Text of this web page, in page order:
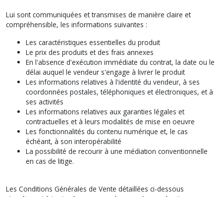
Lui sont communiquées et transmises de manière claire et
compréhensible, les informations suivantes :
Les caractéristiques essentielles du produit
Le prix des produits et des frais annexes
En l'absence d'exécution immédiate du contrat, la date ou le
délai auquel le vendeur s'engage à livrer le produit
Les informations relatives à l'identité du vendeur, à ses
coordonnées postales, téléphoniques et électroniques, et à
ses activités
Les informations relatives aux garanties légales et
contractuelles et à leurs modalités de mise en oeuvre
Les fonctionnalités du contenu numérique et, le cas
échéant, à son interopérabilité
La possibilité de recourir à une médiation conventionnelle
en cas de litige.
Les Conditions Générales de Vente détaillées ci-dessous